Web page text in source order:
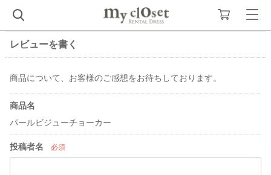
レビューを書く
商品について、お客様のご感想をお待ちしております。
商品名
パールビジューチョーカー
投稿者名 必須